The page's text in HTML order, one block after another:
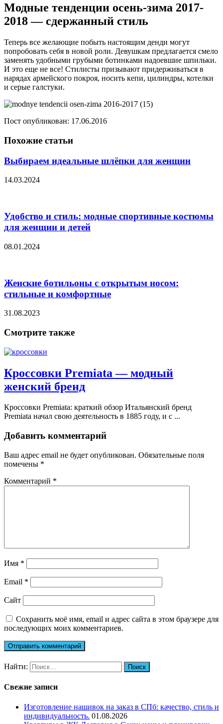
Модные тенденции осень-зима 2017-
2018 — сдержанный стиль
Теперь все желающие побыть настоящим денди могут
попробовать себя в новой роли. Девушкам предлагается смело
заменять удобными грубыми ботинками надоевшие шпильки.
И это еще не все! Стилисты призывают придерживаться в
нарядах армейского покроя, носить кепи, цилиндры, котелки
и серые галстуки.
Пост опубликован: 17.06.2016
Похожие статьи
Выбираем идеальные шлёпки для женщин
14.03.2024
Удобство и стиль: модные спортивные костюмы
для женщин и детей
08.01.2024
Женские ботильоны с открытым носом:
стильные и комфортные
31.08.2023
Смотрите также
Кроссовки Premiata — модный
женский бренд
Кроссовки Premiata: краткий обзор Итальянский бренд
Premiata начал свою деятельность в 1885 году, и с ...
Добавить комментарий
Ваш адрес email не будет опубликован. Обязательные поля
помечены *
Комментарий *
Имя *
Email *
Сайт
Сохранить моё имя, email и адрес сайта в этом браузере для
последующих моих комментариев.
Найти:
Свежие записи
Изготовление нашивок на заказ в СПб: качество, стиль и
индивидуальность. 01.08.2026